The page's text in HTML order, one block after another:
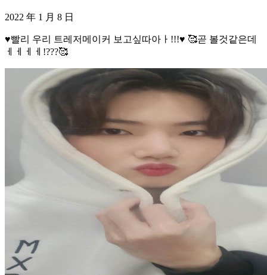
2022 年 1 月 8 日
♥️빨리 우리 트레저메이커 보고싶따아ㅏ!!!♥️ 🥰곧 볼것같은데
ㅔㅔㅔㅔ!???🥰